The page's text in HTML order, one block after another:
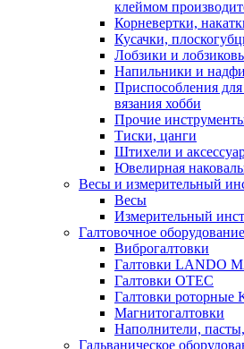
клеймом
Корневертки,
Кусачки,
Лобзики и
Напильники и
Приспособления
вязания хобби
Прочие
Тиски, цанги
Штихели и
Ювелирная
Весы и измерительный
Весы
Измерительный
Галтовочное оборудование
Виброгалтовки
Галтовки LANDO
Галтовки OTEC
Галтовки роторные
Магнитогалтовки
Наполнители,
Гальваническое